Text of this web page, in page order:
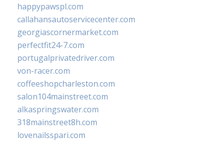
happypawspl.com
callahansautoservicecenter.com
georgiascornermarket.com
perfectfit24-7.com
portugalprivatedriver.com
von-racer.com
coffeeshopcharleston.com
salon104mainstreet.com
alkaspringswater.com
318mainstreet8h.com
lovenailsspari.com